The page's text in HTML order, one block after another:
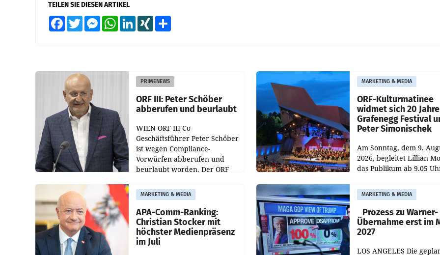
TEILEN SIE DIESEN ARTIKEL
FacebookTwitter MessengerWhatsAppLinkedInXING
PRIMENEWS
ORF III: Peter Schöber
abberufen und beurlaubt
WIEN ORF-III-Co-
Geschäftsführer Peter Schöber
ist wegen Compliance-
Vorwürfen abberufen und
beurlaubt worden. Der ORF
entsprechende
Medienberichte.
MARKETING & MEDIA
ORF-Kulturmatinee
widmet sich 20
Grafenegg Festival
Peter Simonischek
Am Sonntag, dem 9.
2026, begleitet Lillian
das Publikum ab 9.05
„Kulturmatinee“. Die
startet mit der
„20 Jahre Grafenegg
MARKETING & MEDIA
APA-Comm-Ranking:
Christian Stocker mit
höchster Medienpräsenz
im Juli
MARKETING & MEDIA
Prozess zu Warner-
Übernahme erst im
2027
LOS ANGELES Die